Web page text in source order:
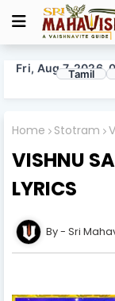
Fri, Aug 7, 2026,
Tamil
Home Stotram
VISHNU
LYRICS
Sri